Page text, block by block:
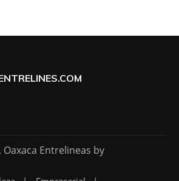
Entrelineas by